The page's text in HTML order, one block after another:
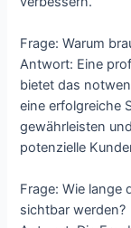
Frage: Warum
Antwort: Eine
bietet das
eine erfolgreiche
gewährleisten
potenzielle
Frage: Wie lange
sichtbar werden?